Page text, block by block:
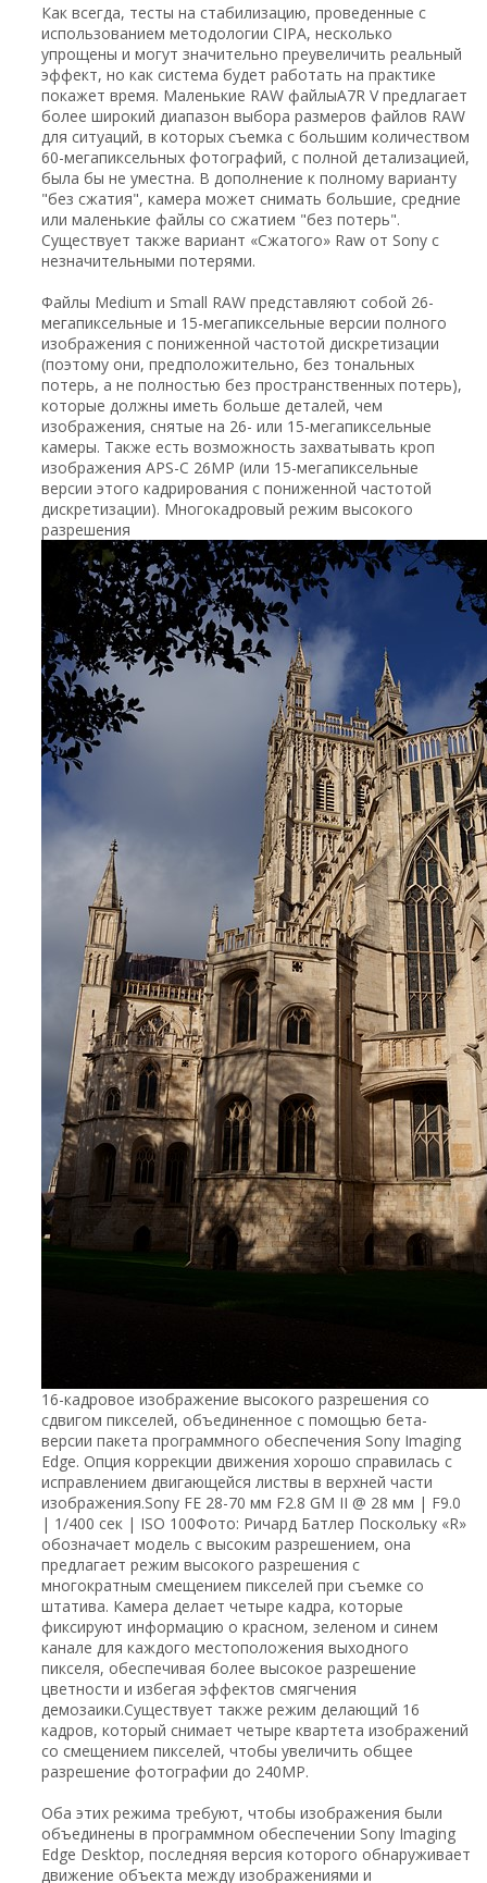
Как всегда, тесты на стабилизацию, проведенные с
использованием методологии CIPA, несколько
упрощены и могут значительно преувеличить реальный
эффект, но как система будет работать на практике
покажет время. Маленькие RAW файлыA7R V предлагает
более широкий диапазон выбора размеров файлов RAW
для ситуаций, в которых съемка с большим количеством
60-мегапиксельных фотографий, с полной детализацией,
была бы не уместна. В дополнение к полному варианту
"без сжатия", камера может снимать большие, средние
или маленькие файлы со сжатием "без потерь".
Существует также вариант «Сжатого» Raw от Sony с
незначительными потерями.
Файлы Medium и Small RAW представляют собой 26-
мегапиксельные и 15-мегапиксельные версии полного
изображения с пониженной частотой дискретизации
(поэтому они, предположительно, без тональных
потерь, а не полностью без пространственных потерь),
которые должны иметь больше деталей, чем
изображения, снятые на 26- или 15-мегапиксельные
камеры. Также есть возможность захватывать кроп
изображения APS-C 26MP (или 15-мегапиксельные
версии этого кадрирования с пониженной частотой
дискретизации). Многокадровый режим высокого
разрешения
16-кадровое изображение высокого разрешения со
сдвигом пикселей, объединенное с помощью бета-
версии пакета программного обеспечения Sony Imaging
Edge. Опция коррекции движения хорошо справилась с
исправлением двигающейся листвы в верхней части
изображения.Sony FE 28-70 мм F2.8 GM II @ 28 мм | F9.0
| 1/400 сек | ISO 100Фото: Ричард Батлер Поскольку «R»
обозначает модель с высоким разрешением, она
предлагает режим высокого разрешения с
многократным смещением пикселей при съемке со
штатива. Камера делает четыре кадра, которые
фиксируют информацию о красном, зеленом и синем
канале для каждого местоположения выходного
пикселя, обеспечивая более высокое разрешение
цветности и избегая эффектов смягчения
демозаики.Существует также режим делающий 16
кадров, который снимает четыре квартета изображений
со смещением пикселей, чтобы увеличить общее
разрешение фотографии до 240MP.
Оба этих режима требуют, чтобы изображения были
объединены в программном обеспечении Sony Imaging
Edge Desktop, последняя версия которого обнаруживает
движение объекта между изображениями и